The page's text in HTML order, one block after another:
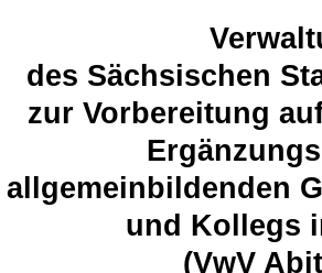
des Sächsischen
zur Vorbereitung
allgemeinbildenden
und Kollegs
(VwV